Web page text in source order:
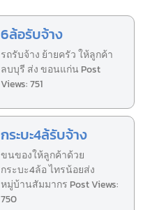
6ล้อรับจ้าง
รถรับจ้าง ย้ายครัว ให้ลูกค้า
ลบบุรี ส่ง ขอนแก่น Post
Views: 751
กระบะ4ล้รับจ้าง
ขนของให้ลูกค้าด้วย
กระบะ4ล้อ ไทรน้อยส่ง
หมู่บ้านสัมมากร Post Views:
750